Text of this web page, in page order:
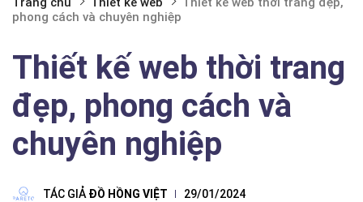
phong cách và chuyên nghiệp
Thiết kế web thời trang
đẹp, phong cách và
chuyên nghiệp
TÁC GIẢ ĐỒ HỒNG VIỆT 29/01/2024